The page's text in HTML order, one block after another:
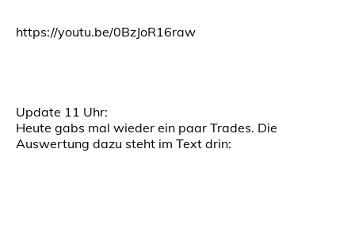
https://youtu.be/0BzJoR16raw
Update 11 Uhr:
Heute gabs mal wieder ein paar Trades. Die
Auswertung dazu steht im Text drin: